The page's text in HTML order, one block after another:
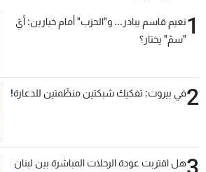
1نعيم قاسم يبادر... و"الحزب" أمام خيارين: أيّ
"سمّ" يختار؟
2في بيروت: تفكيك شبكتين منظّمتين للدعارة!
هل اقتربت عودة الرحلات المباشرة بين لبنان